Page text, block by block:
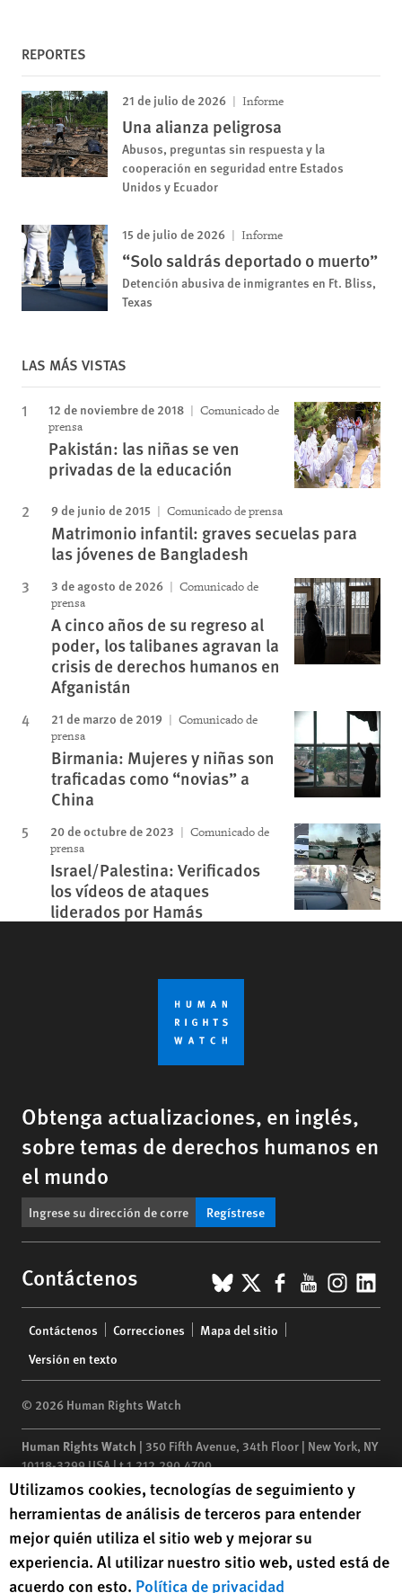
REPORTES
21 de julio de 2026 Informe
Una alianza peligrosa
Abusos, preguntas sin respuesta y la
cooperación en seguridad entre Estados
Unidos y Ecuador
15 de julio de 2026 Informe
“Solo saldrás deportado o muerto”
Detención abusiva de inmigrantes en Ft. Bliss,
Texas
LAS MÁS VISTAS
12 de noviembre de 2018
Comunicado de
prensa
Pakistán: las niñas se ven
privadas de la educación
9 de junio de 2015 Comunicado de prensa
Matrimonio infantil: graves secuelas para
las jóvenes de Bangladesh
3 de agosto de 2026
Comunicado de
prensa
A cinco años de su regreso al
poder, los talibanes agravan la
crisis de derechos humanos en
Afganistán
21 de marzo de 2019
Comunicado de
prensa
Birmania: Mujeres y niñas son
traficadas como “novias” a
China
20 de octubre de 2023
Comunicado de
prensa
Israel/Palestina: Verificados
los vídeos de ataques
liderados por Hamás
Obtenga actualizaciones, en inglés,
sobre temas de derechos humanos en
el mundo
Regístrese
Contáctenos BlueSky
X Facebook
YouTube
menu
Contáctenos Correcciones
Mapa del sitio
Versión en texto
© 2026 Human Rights Watch
Human Rights Watch | 350 Fifth Avenue, 34th Floor | New York, NY
10118-3299USA|t1.212.290.4700
Human Rights Watchis a 501(C)(3) nonprofit registered in the US
under EIN: 13-2875808
Human Rights Watch cookie preferences
Utilizamos cookies, tecnologías de seguimiento y
herramientas de análisis de terceros para entender
mejor quién utiliza el sitio web y mejorar su
experiencia. Al utilizar nuestro sitio web, usted está de
acuerdo con esto. Política de privacidad